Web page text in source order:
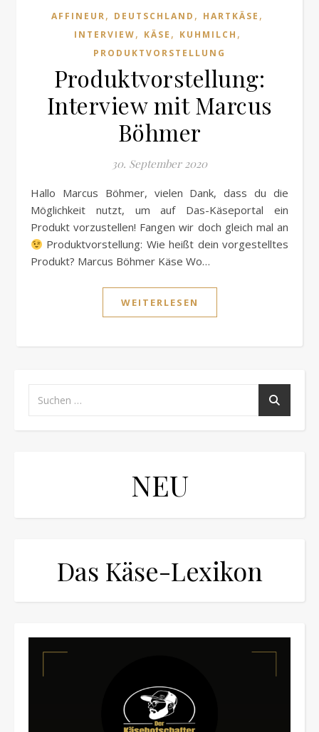
AFFINEUR, DEUTSCHLAND , HARTKÄSE ,
INTERVIEW, KÄSE , KUHMILCH ,
PRODUKTVORSTELLUNG
Produktvorstellung:
Interview mit Marcus
Böhmer
30. September 2020
Hallo Marcus Böhmer, vielen Dank, dass du die
Möglichkeit nutzt, um auf Das-Käseportal ein
Produkt vorzustellen! Fangen wir doch gleich mal an
Produktvorstellung: Wie heißt dein vorgestelltes
Produkt? Marcus Böhmer Käse Wo…
WEITERLESEN
NEU
Das Käse-Lexikon